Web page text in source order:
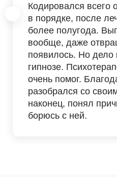
Кодировался всего
в порядке, после
более полугода.
вообще, даже
появилось. Но дело
гипнозе.
очень помог.
разобрался со
наконец, понял
борюсь с ней.